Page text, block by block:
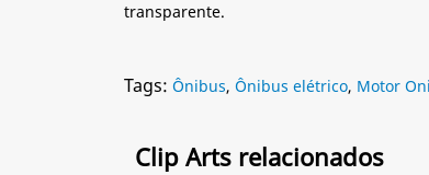
transparente.
Tags: Ônibus, Ônibus elétrico, Motor
Clip Arts relacionados